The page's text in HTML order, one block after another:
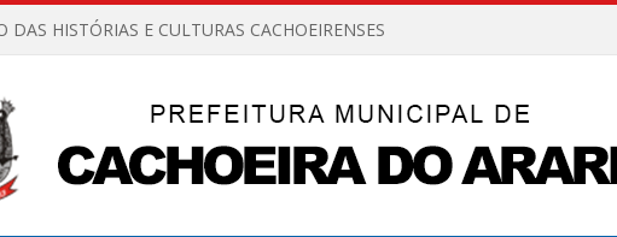
DAS HISTÓRIAS E CULTURAS CACHOEIRENSES